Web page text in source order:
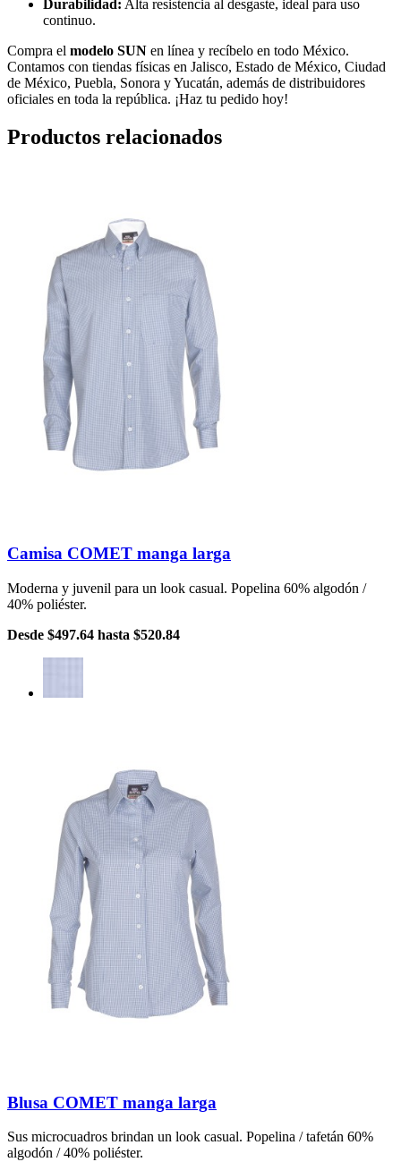
Durabilidad: Alta resistencia al desgaste, ideal para uso
continuo.
Compra el modelo SUN en línea y recíbelo en todo México.
Contamos con tiendas físicas en Jalisco, Estado de México, Ciudad
de México, Puebla, Sonora y Yucatán, además de distribuidores
oficiales en toda la república. ¡Haz tu pedido hoy!
Productos relacionados
Camisa COMET manga larga
Moderna y juvenil para un look casual. Popelina 60% algodón /
40% poliéster.
Desde $497.64 hasta $520.84
Blusa COMET manga larga
Sus microcuadros brindan un look casual. Popelina / tafetán 60%
algodón / 40% poliéster.